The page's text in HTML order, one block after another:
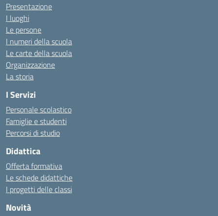
Presentazione
I luoghi
Le persone
I numeri della scuola
Le carte della scuola
Organizzazione
La storia
I Servizi
Personale scolastico
Famiglie e studenti
Percorsi di studio
Didattica
Offerta formativa
Le schede didattiche
I progetti delle classi
Novità